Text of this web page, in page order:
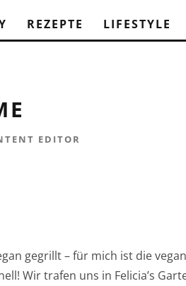
REZEPTE LIFESTYLE
EDITOR
gegrillt – für mich ist die
Wir trafen uns in Felicia’s